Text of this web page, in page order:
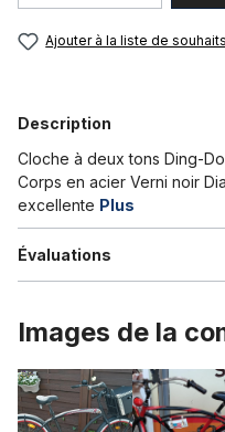
Ajouter à la liste de souhaits
Description
Cloche à deux tons Ding-
Corps en acier Verni noir
excellente Plus
Évaluations
Images de la